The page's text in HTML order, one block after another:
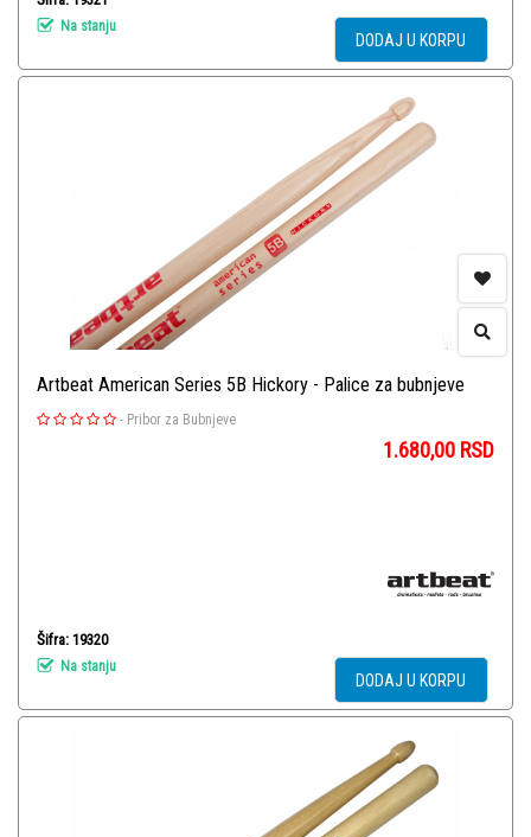
Na stanju
DODAJ U KORPU
Artbeat American Series 5B Hickory - Palice za bubnjeve
- Pribor za Bubnjeve
1.680,00 RSD
Šifra: 19320
Na stanju
DODAJ U KORPU